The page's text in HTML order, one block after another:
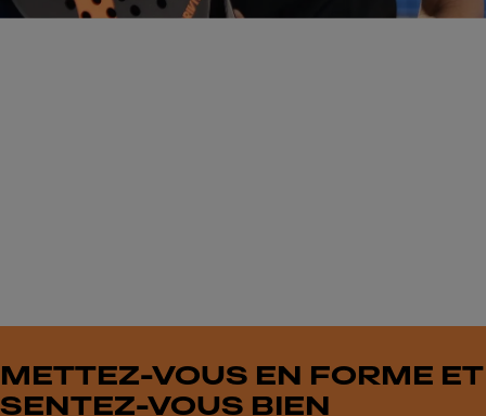
METTEZ-VOUS EN FORME ET
SENTEZ-VOUS BIEN